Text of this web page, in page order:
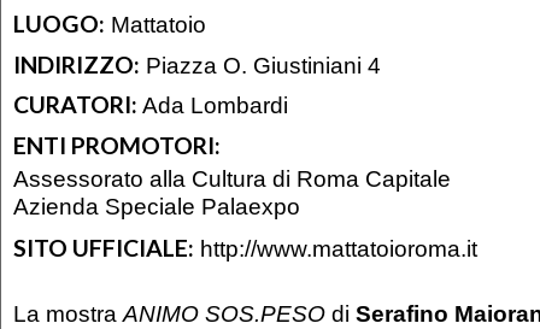
LUOGO: Mattatoio
INDIRIZZO: Piazza O. Giustiniani 4
CURATORI: Ada Lombardi
ENTI PROMOTORI:
Assessorato alla Cultura di Roma Capitale
Azienda Speciale Palaexpo
SITO UFFICIALE: http://www.mattatoioroma.it
La mostra ANIMO SOS.PESO di Serafino